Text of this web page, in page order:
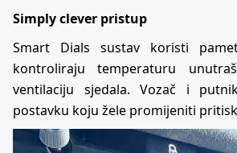
Simply clever pristup
Smart Dials sustav koristi
kontroliraju temperaturu
ventilaciju sjedala. Vozač i
postavku koju žele promijeniti